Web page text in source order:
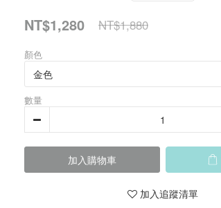
NT$1,280 NT$1,880
顏色
數量
加入購物車
加入追蹤清單